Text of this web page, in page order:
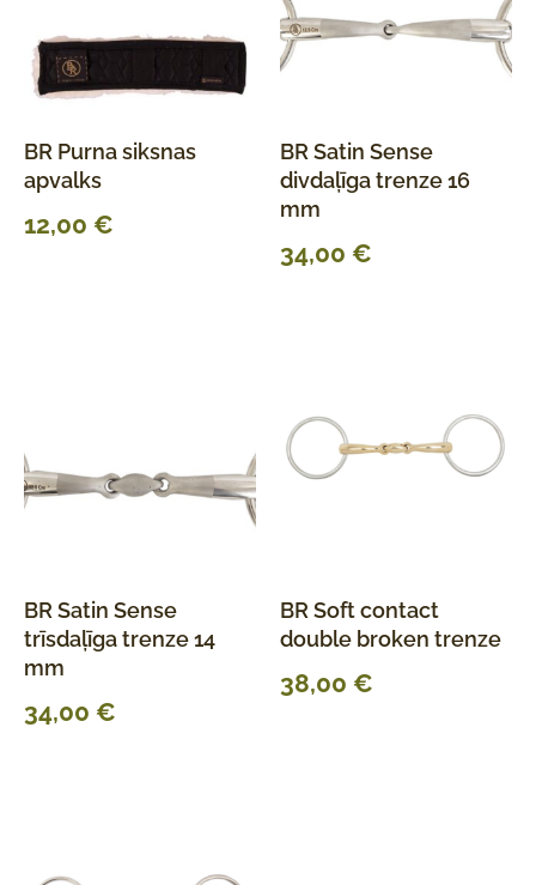
BR Purna siksnas
apvalks
12,00 €
BR Satin Sense
divdaļīga trenze 16
mm
34,00 €
BR Satin Sense
trīsdaļīga trenze 14
mm
34,00 €
BR Soft contact
double broken trenze
38,00 €